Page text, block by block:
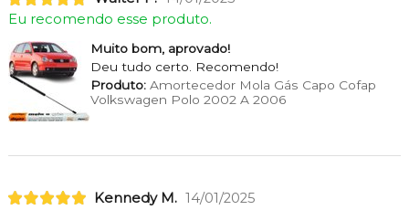
Eu recomendo esse produto.
Muito bom, aprovado!
Deu tudo certo. Recomendo!
Produto:Amortecedor Mola Gás Capo Cofap
Volkswagen Polo 2002 A 2006
Kennedy M. 14/01/2025